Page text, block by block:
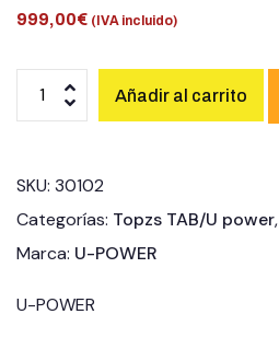
999,00€ (IVA incluido)
Añadir al carrito
SKU: 30102
Categorías: Topzs TAB/U power,
Marca: U-POWER
U-POWER